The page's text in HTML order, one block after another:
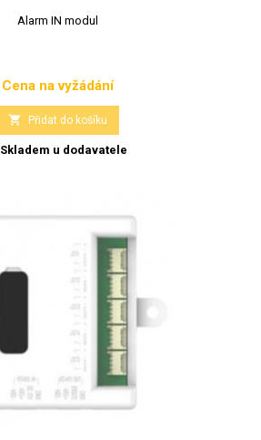
Alarm IN modul
Cena
Cena na vyžádání
 Přidat do košíku
Skladem u dodavatele